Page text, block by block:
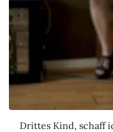
Drittes Kind, schaff